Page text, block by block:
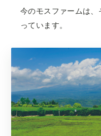
今のモスファームは
っています。